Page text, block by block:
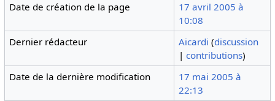
Date de création de la page
17 avril 2005 à
10:08
Dernier rédacteur
Aicardi (discussion
|contributions)
Date de la dernière modification
17 mai 2005 à
22:13